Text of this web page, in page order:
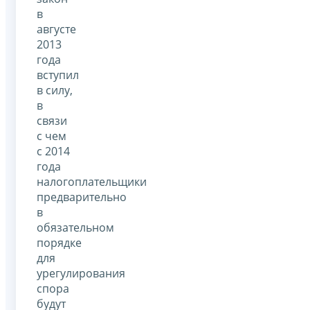
в
августе
2013
года
вступил
в силу,
в
связи
с чем
с 2014
года
налогоплательщики
предварительно
в
обязательном
порядке
для
урегулирования
спора
будут